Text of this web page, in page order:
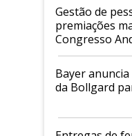
Gestão de
premiações
Congresso
Bayer
da Bollgard